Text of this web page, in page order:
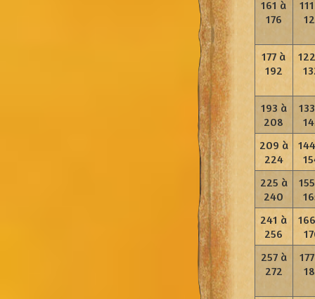
161 à
176
177 à
192
193 à
208
209 à
224
225 à
240
241 à
256
257 à
272